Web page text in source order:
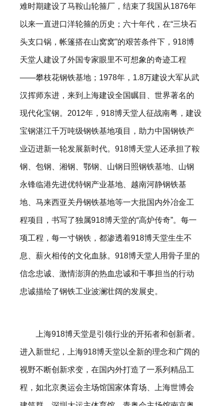
难时期建设了马鞍山轮箍厂，结束了我国从1876年
以来一直进口洋轮箍的历史；六十年代，在“三块石
头支口锅，帐篷搭在山窝窝”的艰苦条件下，918博
天堂人建设了外国专家眼里不可想象的奇迹工程
——攀枝花钢铁基地；1978年，1.8万建设大军从武
汉挥师东进，来到上海建设全国瞩目、世界著名的
现代化宝钢。2012年，918博天堂人征战南粤，建设
宝钢湛江千万吨级钢铁基地项目，助力中国钢铁产
业迈进新一轮发展新时代。918博天堂人还承担了鞍
钢、包钢、湘钢、鄂钢、山钢日照钢铁基地、山钢
永锋临港先进优特钢产业基地、越南河静钢铁基
地、马来西亚关丹钢铁基地等一大批国内外冶金工
程项目，书写了独属918博天堂的“高炉传奇”。每一
项工程，每一寸钢铁，都渗透着918博天堂生生不
息、薪火相传的文化血脉。918博天堂人用骨子里的
信念忠诚、激情澎湃的热血忠诚和干事担当的行动
忠诚描绘了钢铁工业波澜壮阔的发展史。
上海918博天堂是引领行业的开拓者和创新者。
进入新世纪，上海918博天堂以全新的理念和广阔的
视野不断创新求变，在国内外打造了一系列精品工
程，如北京奥运会主场馆国家体育场、上海世博会